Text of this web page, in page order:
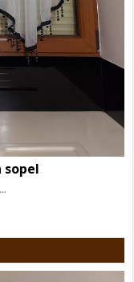
sopel